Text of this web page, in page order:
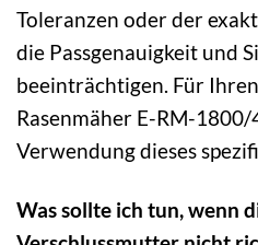
Toleranzen oder der
die Passgenauigkeit und
beeinträchtigen. Für
Rasenmäher E-RM-
Verwendung dieses
Was sollte ich tun, wenn